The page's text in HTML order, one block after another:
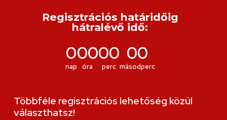
Regisztrációs határidőig
hátralévő idő:
0
nap
00
óra
00
perc
00
másodperc
Többféle regisztrációs lehetőség közül
választhatsz!